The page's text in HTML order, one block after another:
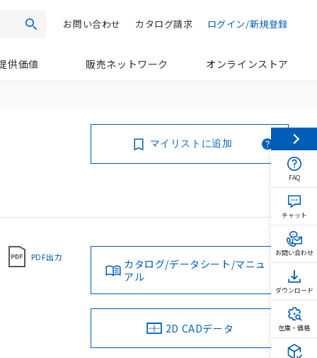
検索 ログイン/新規登録
カタログ請求
お問い合わせ
供価値 販売ネットワーク オンラインストア
マイリストに追加
PDF出力
カタログ/データシート/マニュ
アル
2D CADデータ
FAQ
チャット
お問い合わせ
ダウンロード
在庫・価格